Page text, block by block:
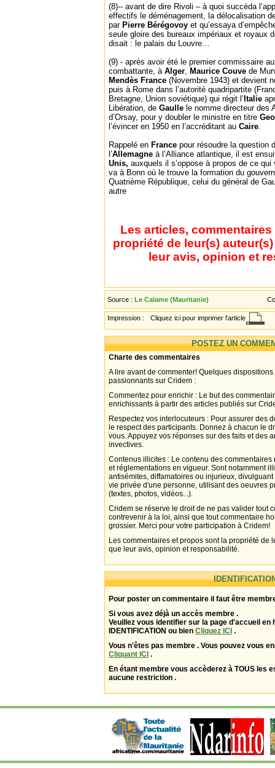
(8)-- avant de dire Rivoli – à quoi succéda
effectifs le déménagement, la délocalisation
par Pierre Bérégovoy et qu’essaya
seule gloire des bureaux impériaux et royaux
disait : le palais du Louvre…
(9) - après avoir été le premier commissaire
combattante, à Alger, Maurice Couve de
Mendès France (Novembre 1943) et devient
puis à Rome dans l’autorité quadripartite
Bretagne, Union soviétique) qui régit l’ Italie
Libération, de Gaulle le nomme directeur des
d’Orsay, pour y doubler le ministre en titre
l’évincer en 1950 en l’accréditant au Caire.
Rappelé en France pour résoudre la question
l’Allemagne à l’Alliance atlantique, il est
Unis, auxquels il s’oppose à propos de ce
va à Bonn où le trouve la formation du
Quatrième République, celui du général de
autre
Les articles,
propriété de leur(s)
leur avis, opinion et
Source : Le Calame (Mauritanie)
Impression : Cliquez ici pour imprimer l'article
POSTEZ UN
Charte des commentaires
A lire avant de commenter! Quelques
passionnants sur Cridem :
Commentez pour enrichir : Le but des
enrichissants à partir des articles publiés sur
Respectez vos interlocuteurs : Pour assurer des
le respect des participants. Donnez à chacun le
vous. Appuyez vos réponses sur des faits et des
invectives.
Contenus illicites : Le contenu des
et réglementations en vigueur. Sont notamment
antisémites, diffamatoires ou injurieux,
vie privée d'une personne, utilisant des oeuvres
(textes, photos, vidéos...).
Cridem se réserve le droit de ne pas valider tout
contrevenir à la loi, ainsi que tout commentaire
grossier. Merci pour votre participation à Cridem!
Les commentaires et propos sont la propriété de
que leur avis, opinion et responsabilité.
Pour poster un commentaire il faut être
Si vous avez déjà un accès membre .
Veuillez vous identifier sur la page d'accueil en
IDENTIFICATION ou bien Cliquez ICI .
Vous n'êtes pas membre . Vous pouvez vous
Cliquant ICI .
En étant membre vous accèderez à TOUS les
aucune restriction .